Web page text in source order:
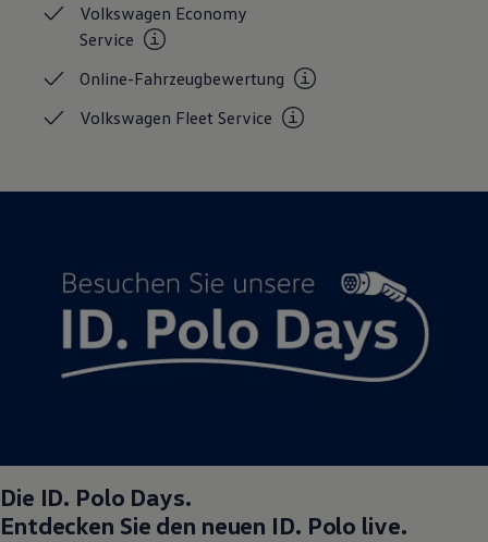
Assistenzsysteme
Digitale Betriebsanleitung
Live Beratung
Magazin
Lifestyle
Transport
Familie
Pannen- und Unfallhilfe
Volkswagen Economy
Service
Online-Fahrzeugbewertung
Volkswagen FleetService
Die ID. Polo Days.
Entdecken Sie den neuen ID. Polo live.